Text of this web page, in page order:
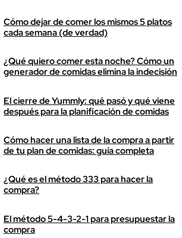
Cómo dejar de comer los mismos 5 platos
cada semana (de verdad)
¿Qué quiero comer esta noche? Cómo un
generador de comidas elimina la indecisión
El cierre de Yummly: qué pasó y qué viene
después para la planificación de comidas
Cómo hacer una lista de la compra a partir
de tu plan de comidas: guía completa
¿Qué es el método 333 para hacer la
compra?
El método 5-4-3-2-1 para presupuestar la
compra